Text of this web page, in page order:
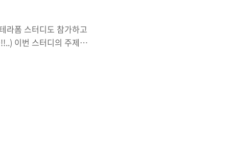
라폼 스터디도 참가하고
이번 스터디의 주제는
flAWS 등)